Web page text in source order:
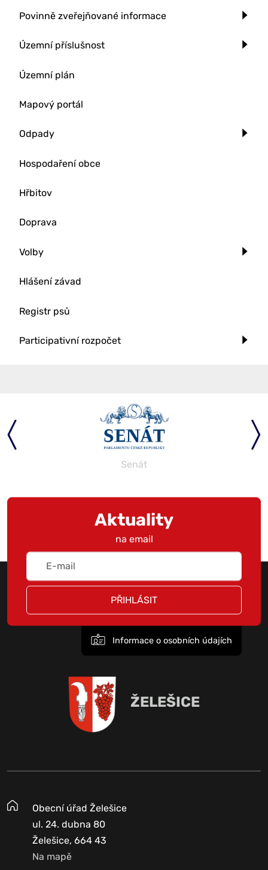
Povinně zveřejňované informace
Územní příslušnost
Územní plán
Mapový portál
Odpady
Hospodaření obce
Hřbitov
Doprava
Volby
Hlášení závad
Registr psů
Participativní rozpočet
Senát
Aktuality
na email
PŘIHLÁSIT
Informace o osobních údajích
ŽELEŠICE
Obecní úřad Želešice
ul. 24. dubna 80
Želešice, 664 43
Na mapě